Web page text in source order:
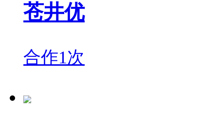
苍井优
合作1次